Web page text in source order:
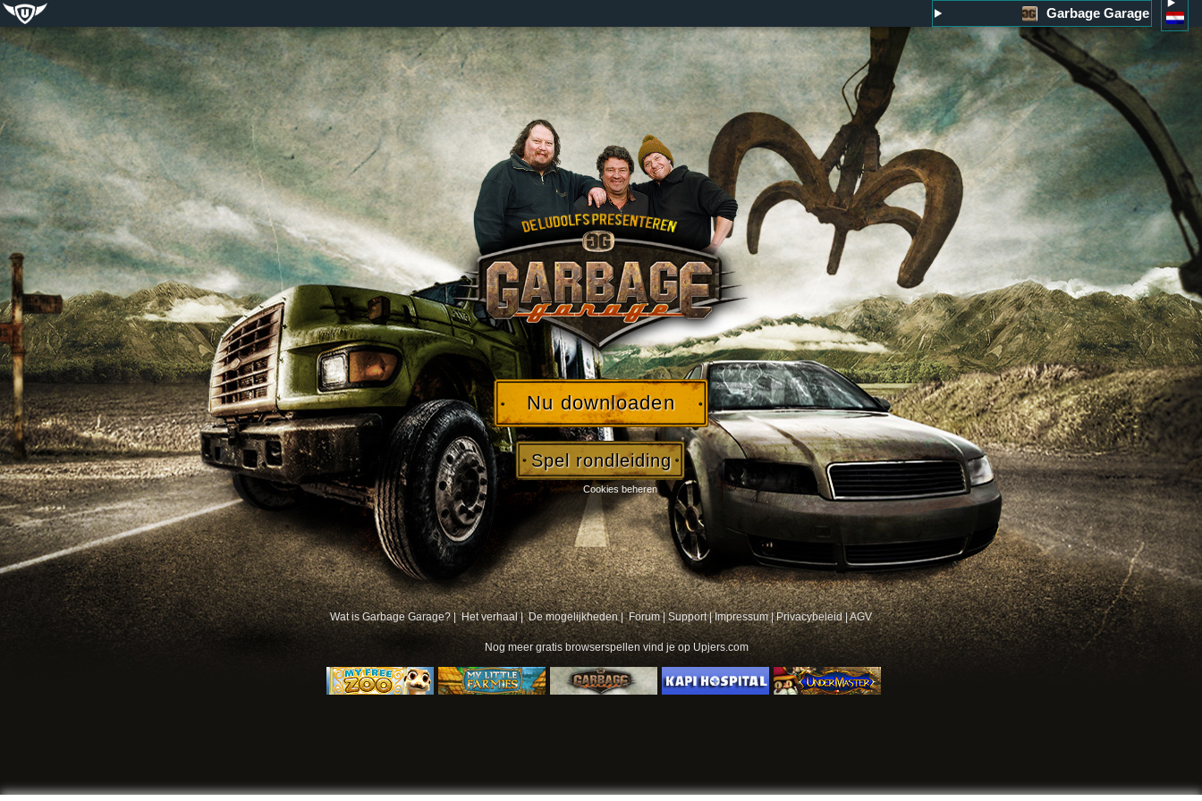
Garbage Garage
Nu downloaden
Spel rondleiding
Wat is Garbage Garage? | Het verhaal | De mogelijkheden | Forum|Support|Impressum|Privacybeleid|AGV
Nog meer gratis browserspellenvind je op Upjers.com
Cookies beheren